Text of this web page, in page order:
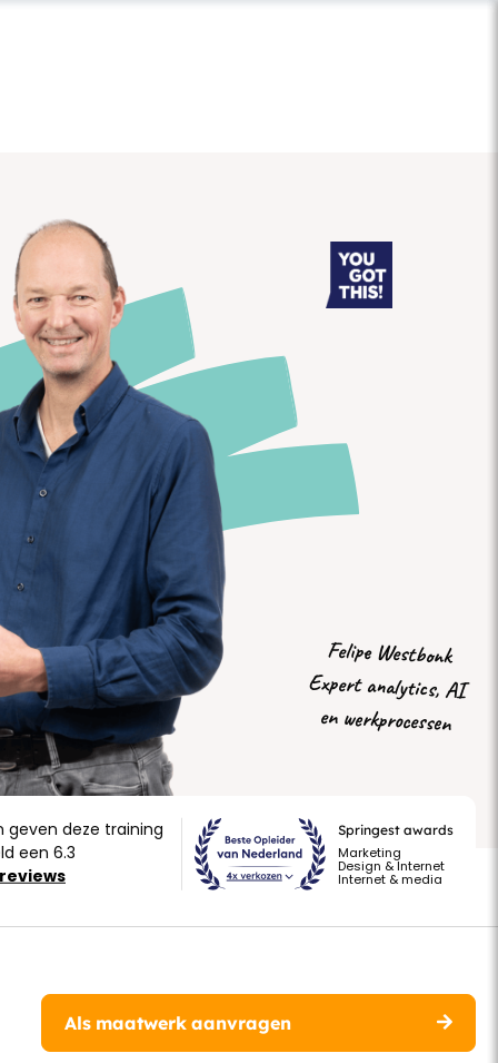
Felipe Westbonk
Expert analytics, AI
en werkprocessen
geven deze training
een 6.3
Springest awards
Marketing
Design & Internet
Internet & media
030 207 8200
Als maatwerk aanvragen